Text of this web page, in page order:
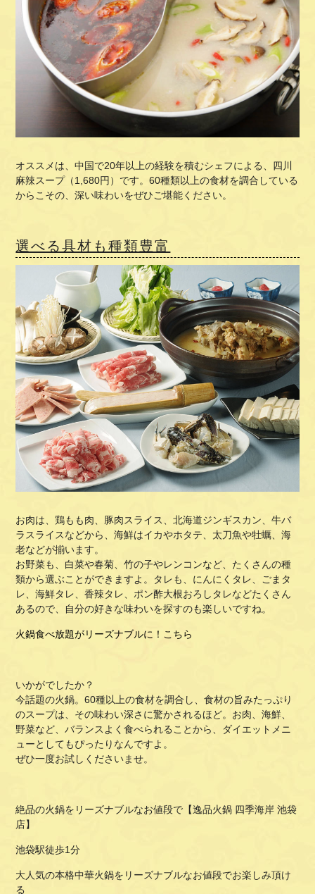
オススメは、中国で20年以上の経験を積むシェフによる、四川
麻辣スープ（1,680円）です。60種類以上の食材を調合している
からこその、深い味わいをぜひご堪能ください。
選べる具材も種類豊富
お肉は、鶏もも肉、豚肉スライス、北海道ジンギスカン、牛バ
ラスライスなどから、海鮮はイカやホタテ、太刀魚や牡蠣、海
老などが揃います。
お野菜も、白菜や春菊、竹の子やレンコンなど、たくさんの種
類から選ぶことができますよ。タレも、にんにくタレ、ごまタ
レ、海鮮タレ、香辣タレ、ポン酢大根おろしタレなどたくさん
あるので、自分の好きな味わいを探すのも楽しいですね。
火鍋食べ放題がリーズナブルに！こちら
いかがでしたか？
今話題の火鍋。60種以上の食材を調合し、食材の旨みたっぷり
のスープは、その味わい深さに驚かされるほど。お肉、海鮮、
野菜など、バランスよく食べられることから、ダイエットメニ
ューとしてもぴったりなんですよ。
ぜひ一度お試しくださいませ。
絶品の火鍋をリーズナブルなお値段で【逸品火鍋 四季海岸 池袋
店】
池袋駅徒歩1分
大人気の本格中華火鍋をリーズナブルなお値段でお楽しみ頂け
る